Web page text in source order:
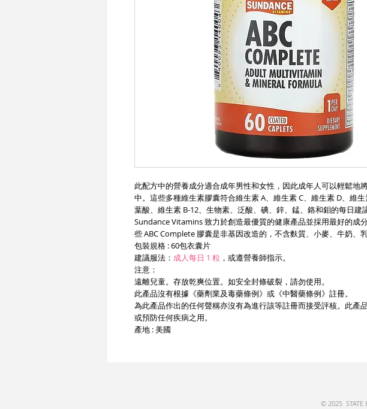
此配方中的營養成分適合成年男性和女性，因此成年人可以輕鬆地
中。這些多種維生素膠囊符合維生素 A、維生素 C、維生素 D、維生
葉酸、維生素 B-12、生物素、泛酸、碘、鋅、錳、鉻和鉬的每日建議
Sundance Vitamins 致力於創造最優質的健康產品並採用最好的成
些 ABC Complete 膠囊是非基因改造的，不含麩質、小麥、牛奶、乳
包裝規格 : 60包衣囊片
建議服法： 成人每日 1 粒 ，或遵營養師指示。
注意：
遠離兒童。存放乾爽位置。如安全封條破裂，請勿使用。
此產品沒有根據《藥劑業及毒藥條例》或《中醫藥條例》註冊。
為此產品作出的任何聲稱亦沒有為進行該等註冊而接受評核。此產
或預防任何疾病之用。
產地 : 美國
© 2025 STATE